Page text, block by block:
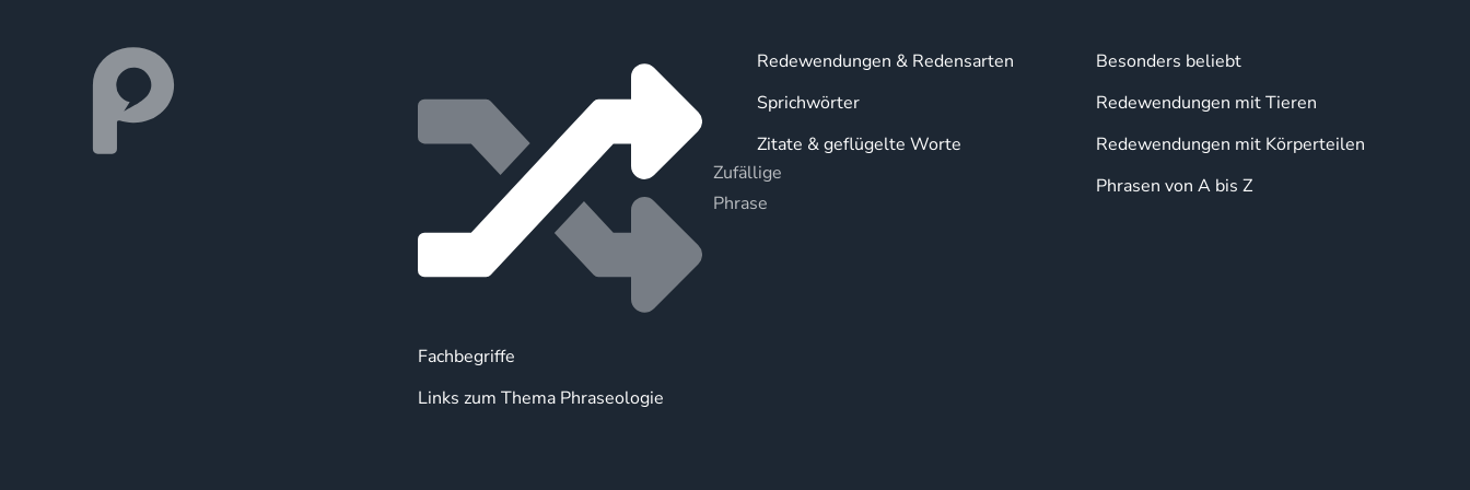
Zufällige
Phrase
Fachbegriffe
Links zum Thema Phraseologie
Redewendungen & Redensarten
Sprichwörter
Zitate & geflügelte Worte
Besonders beliebt
Redewendungen mit Tieren
Redewendungen mit Körperteilen
Phrasen von A bis Z